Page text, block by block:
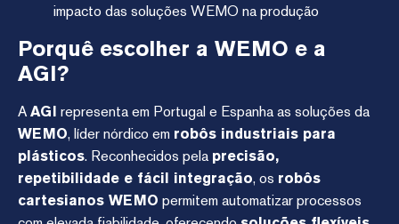
impacto das soluções WEMO na produção
Porquê escolher a WEMO e a
AGI?
A AGI representa em Portugal e Espanha as soluções da
WEMO, líder nórdico em robôs industriais para
plásticos. Reconhecidos pela precisão,
repetibilidade e fácil integração, os robôs
cartesianos WEMO permitem automatizar processos